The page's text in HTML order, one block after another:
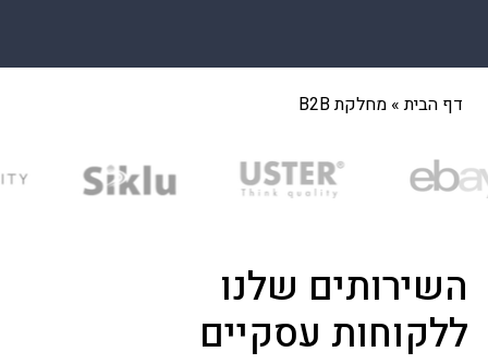
דף הבית»מחלקת B2B
השירותים שלנו
ללקוחות עסקיים